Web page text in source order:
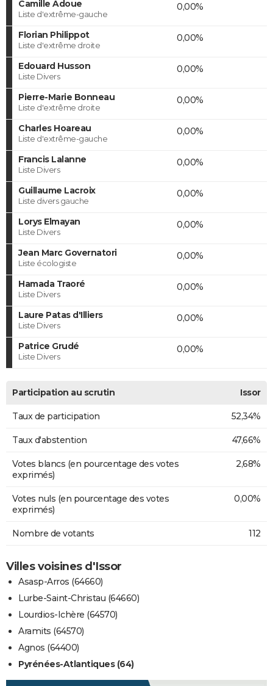
Camille Adoue
Liste d'extrême-gauche
0,00%
Florian Philippot
Liste d'extrême droite
0,00%
Edouard Husson
Liste Divers
0,00%
Pierre-Marie Bonneau
Liste d'extrême droite
0,00%
Charles Hoareau
Liste d'extrême-gauche
0,00%
Francis Lalanne
Liste Divers
0,00%
Guillaume Lacroix
Liste divers gauche
0,00%
Lorys Elmayan
Liste Divers
0,00%
Jean Marc Governatori
Liste écologiste
0,00%
Hamada Traoré
Liste Divers
0,00%
Laure Patas d'Illiers
Liste Divers
0,00%
Patrice Grudé
Liste Divers
0,00%
Participation au scrutin Issor
Taux de participation 52,34%
Taux d'abstention 47,66%
Votes blancs (en pourcentage des votes
exprimés)
2,68%
Votes nuls (en pourcentage des votes
exprimés)
0,00%
Nombre de votants 112
Villes voisines d'Issor
Asasp-Arros (64660)
Lurbe-Saint-Christau (64660)
Lourdios-Ichère (64570)
Aramits (64570)
Agnos (64400)
Pyrénées-Atlantiques (64)